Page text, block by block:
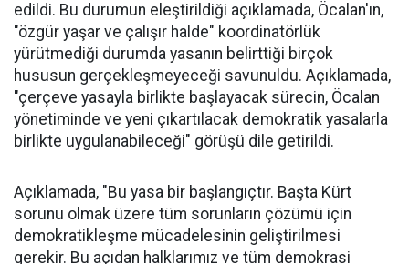
edildi. Bu durumun eleştirildiği açıklamada, Öcalan'ın,
"özgür yaşar ve çalışır halde" koordinatörlük
yürütmediği durumda yasanın belirttiği birçok
hususun gerçekleşmeyeceği savunuldu. Açıklamada,
"çerçeve yasayla birlikte başlayacak sürecin, Öcalan
yönetiminde ve yeni çıkartılacak demokratik yasalarla
birlikte uygulanabileceği" görüşü dile getirildi.
Açıklamada, "Bu yasa bir başlangıçtır. Başta Kürt
sorunu olmak üzere tüm sorunların çözümü için
demokratikleşme mücadelesinin geliştirilmesi
gerekir. Bu açıdan halklarımız ve tüm demokrasi